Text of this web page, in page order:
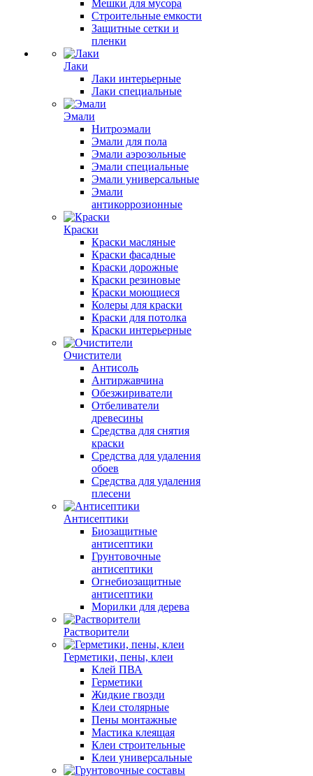
Мешки для мусора
Строительные емкости
Защитные сетки и
пленки
Лаки
Лаки интерьерные
Лаки специальные
Эмали
Нитроэмали
Эмали для пола
Эмали аэрозольные
Эмали специальные
Эмали универсальные
Эмали
антикоррозионные
Краски
Краски масляные
Краски фасадные
Краски дорожные
Краски резиновые
Краски моющиеся
Колеры для краски
Краски для потолка
Краски интерьерные
Очистители
Антисоль
Антиржавчина
Обезжириватели
Отбеливатели
древесины
Средства для снятия
краски
Средства для удаления
обоев
Средства для удаления
плесени
Антисептики
Биозащитные
антисептики
Грунтовочные
антисептики
Огнебиозащитные
антисептики
Морилки для дерева
Растворители
Герметики, пены, клеи
Клей ПВА
Герметики
Жидкие гвозди
Клеи столярные
Пены монтажные
Мастика клеящая
Клеи строительные
Клеи универсальные